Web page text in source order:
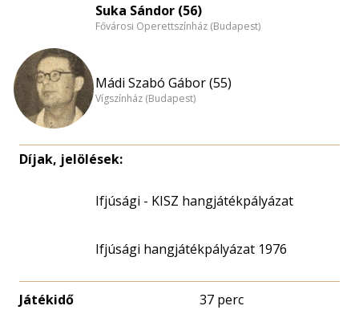
Suka Sándor (56)
Fővárosi Operettszínház (Budapest)
Mádi Szabó Gábor (55)
Vígszínház (Budapest)
Díjak, jelölések:
Ifjúsági - KISZ hangjátékpályázat
Ifjúsági hangjátékpályázat 1976
Játékidő 37 perc